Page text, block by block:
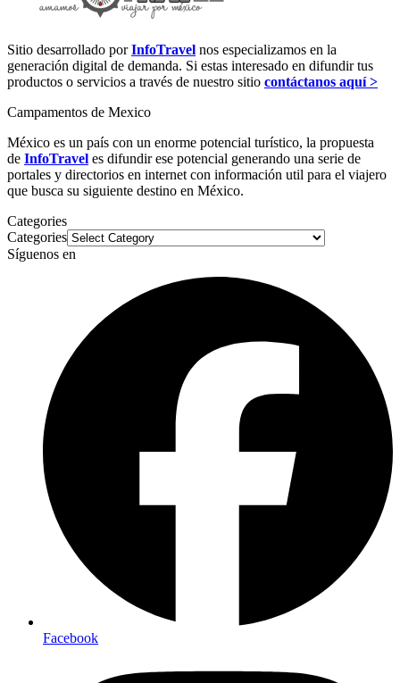
Sitio desarrollado porInfoTravel nos especializamos en la
generación digital de demanda. Si estas interesado en difundir tus
productos o servicios a través de nuestro sitio contáctanos aquí >
Campamentos de Mexico
México es un país con un enorme potencial turístico, la propuesta
de InfoTravel es difundir ese potencial generando una serie de
portales y directorios en internet con información util para el viajero
que busca su siguiente destino en México.
Categories
Categories
Síguenos en
Facebook